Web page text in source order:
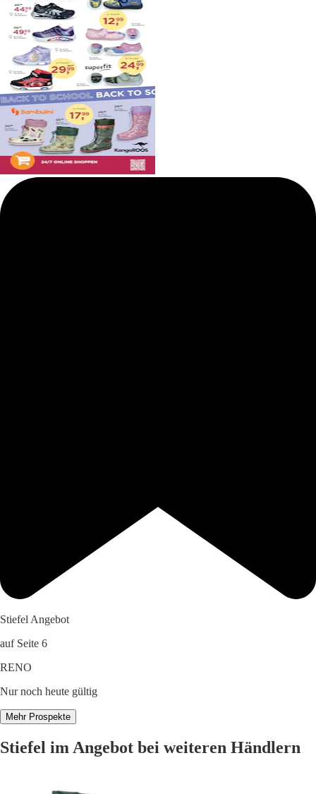
Stiefel Angebot
auf Seite 6
RENO
Nur noch heute gültig
Mehr Prospekte
Stiefel im Angebot bei weiteren Händlern